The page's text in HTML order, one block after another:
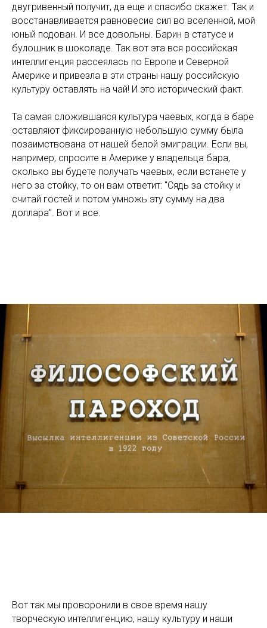
двугривенный получит, да еще и спасибо скажет. Так и
восстанавливается равновесие сил во вселенной, мой
юный подован. И все довольны. Барин в статусе и
булошник в шоколаде. Так вот эта вся российская
интеллигенция рассеялась по Европе и Северной
Америке и привезла в эти страны нашу российскую
культуру оставлять на чай! И это исторический факт.
Та самая сложившаяся культура чаевых, когда в баре
оставляют фиксированную небольшую сумму была
позаимствована от нашей белой эмиграции. Если вы,
например, спросите в Америке у владельца бара,
сколько вы будете получать чаевых, если встанете у
него за стойку, то он вам ответит: "Сядь за стойку и
считай гостей и потом умножь эту сумму на два
доллара". Вот и все.
Вот так мы проворонили в свое время нашу
творческую интеллигенцию, нашу культуру и наши